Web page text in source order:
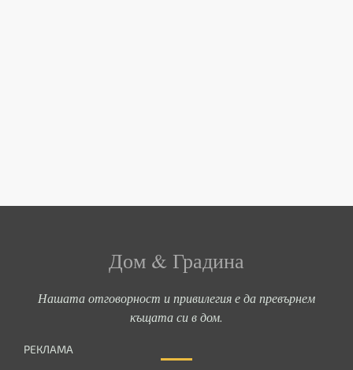
Дом & Градина
Нашата отговорност и привилегия е да превърнем
къщата си в дом.
РЕКЛАМА